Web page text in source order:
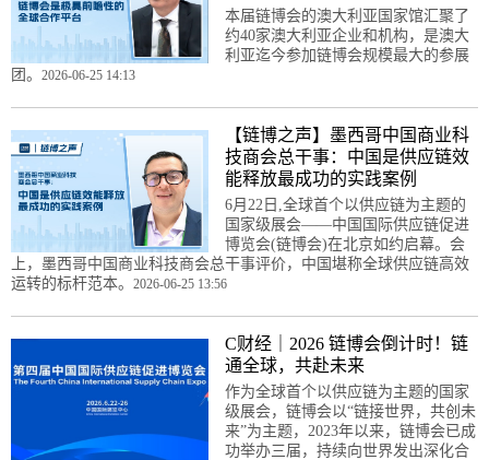
本届链博会的澳大利亚国家馆汇聚了
约40家澳大利亚企业和机构，是澳大
利亚迄今参加链博会规模最大的参展
团。 2026-06-25 14:13
【链博之声】墨西哥中国商业科
技商会总干事：中国是供应链效
能释放最成功的实践案例
6月22日,全球首个以供应链为主题的
国家级展会——中国国际供应链促进
博览会(链博会)在北京如约启幕。会
上，墨西哥中国商业科技商会总干事评价，中国堪称全球供应链高效
运转的标杆范本。 2026-06-25 13:56
C财经｜2026 链博会倒计时！链
通全球，共赴未来
作为全球首个以供应链为主题的国家
级展会，链博会以“链接世界，共创未
来”为主题，2023年以来，链博会已成
功举办三届，持续向世界发出深化合